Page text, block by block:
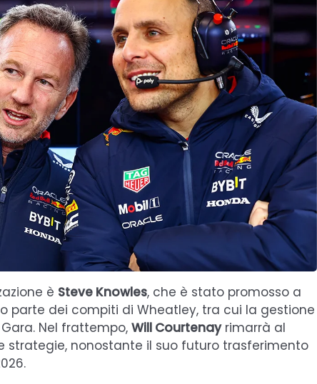
è Steve Knowles, che è stato promosso a
parte dei compiti di Wheatley, tra cui la gestione
Nel frattempo, Will Courtenayrimarrà al
strategie, nonostante il suo futuro trasferimento